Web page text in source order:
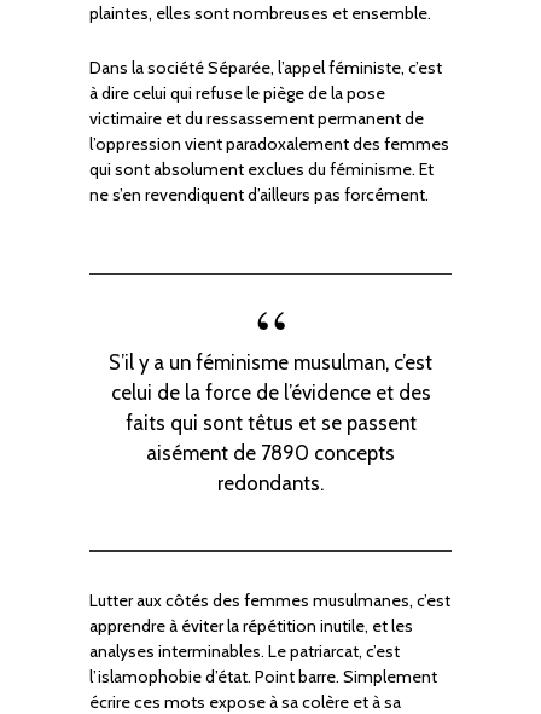
plaintes, elles sont nombreuses et ensemble.
Dans la société Séparée, l’appel féministe, c’est
à dire celui qui refuse le piège de la pose
victimaire et du ressassement permanent de
l’oppression vient paradoxalement des femmes
qui sont absolument exclues du féminisme. Et
ne s’en revendiquent d’ailleurs pas forcément.
S’il y a un féminisme musulman, c’est
celui de la force de l’évidence et des
faits qui sont têtus et se passent
aisément de 7890 concepts
redondants.
Lutter aux côtés des femmes musulmanes, c’est
apprendre à éviter la répétition inutile, et les
analyses interminables. Le patriarcat, c’est
l’islamophobie d’état. Point barre. Simplement
écrire ces mots expose à sa colère et à sa